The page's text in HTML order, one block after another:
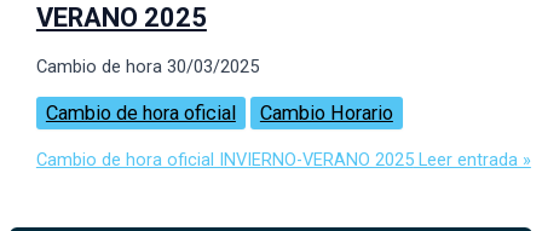
VERANO 2025
Cambio de hora 30/03/2025
Cambio de hora oficial Cambio Horario
Cambio de hora oficial INVIERNO-VERANO 2025Leer entrada »